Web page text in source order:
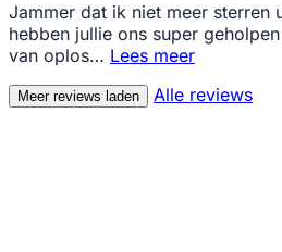
Jammer dat ik niet meer sterren
hebben jullie ons super
van oplos… Lees meer
Meer reviews laden Alle reviews